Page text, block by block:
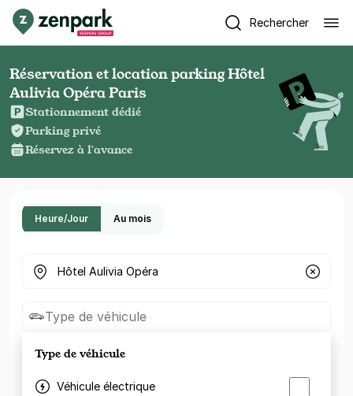
Rechercher
Réservation et location parking Hôtel
Aulivia Opéra Paris
Stationnement dédié
Parking privé
Réservez à l'avance
Heure/Jour Au mois
Où cherchez-vous un parking ?
Type de véhicule
Type de véhicule
Véhicule électrique